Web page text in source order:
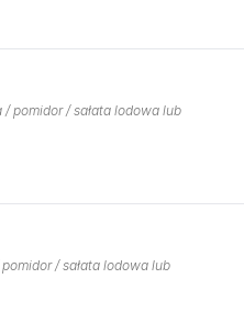
pomidor / sałata lodowa lub
/ sałata lodowa lub